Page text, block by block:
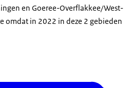
en Goeree-Overflakkee/West-
omdat in 2022 in deze 2 gebieden